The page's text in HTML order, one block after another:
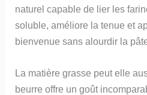
naturel capable de lier les
soluble, améliore la tenue et
bienvenue sans alourdir la
La matière grasse peut elle
beurre offre un goût